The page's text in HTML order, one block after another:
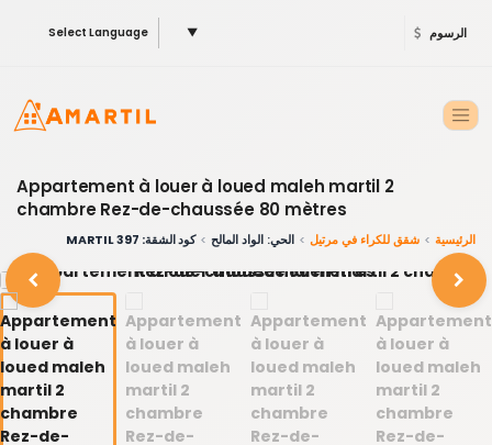
Select Language ▼ الرسوم
Appartement à louer à loued maleh martil 2
chambre Rez-de-chaussée 80 mètres
الرئيسية شقق للكراء في مرتيل الحي: الواد المالح كود الشقة: 397 MARTIL